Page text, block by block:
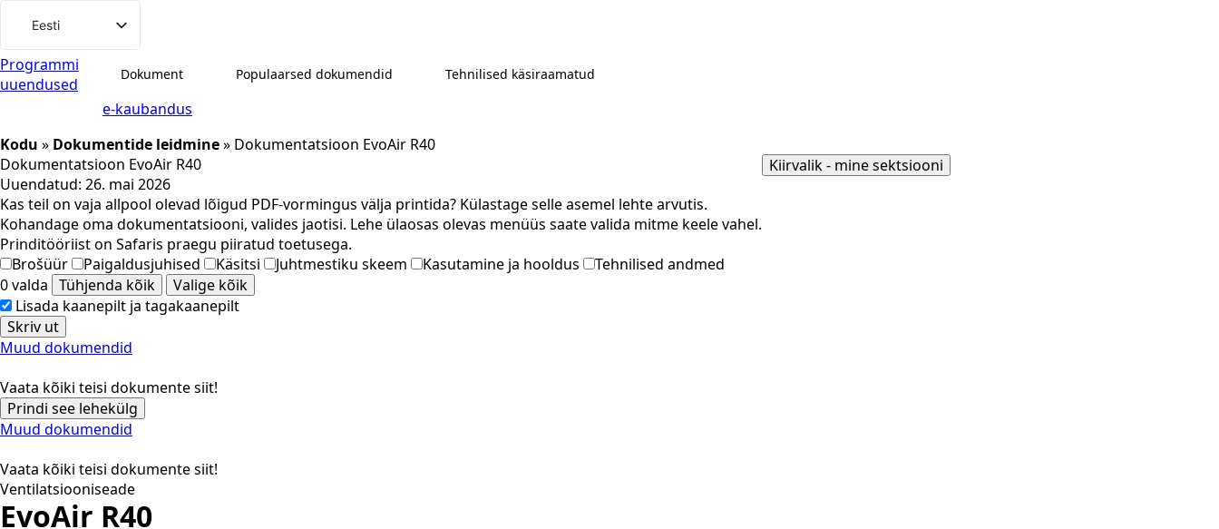
Mine
juurde
Eesti
Svenska
English (UK)
Dansk
Norsk bokmål
Íslenska
Suomi
Latviešu valoda
Lietuvių kalba
Programmi
uuendused
Dokument Populaarsed dokumendid Tehnilised käsiraamatud
e-kaubandus
Kodu » Dokumentide leidmine» Dokumentatsioon EvoAir R40
Dokumentatsioon EvoAir R40
Uuendatud: 26. mai 2026
Kas teil on vaja allpool olevad lõigud PDF-vormingus välja printida? Külastage selle asemel lehte arvutis.
Kohandage oma dokumentatsiooni, valides jaotisi. Lehe ülaosas olevas menüüs saate valida mitme keele vahel.
Prinditööriist on Safaris praegu piiratud toetusega.
Brošüür
Paigaldusjuhised Käsitsi Juhtmestiku skeem Kasutamine ja hooldus
Tehnilised andmed
0 valda Tühjenda kõik
Valige kõik
Lisada kaanepilt ja tagakaanepilt
Skriv ut
Muud dokumendid
Vaata kõiki teisi dokumente siit!
Kiirvalik - mine sektsiooni
Prindi see lehekülg
Muud dokumendid
Vaata kõiki teisi dokumente siit!
Ventilatsiooniseade
EvoAir R40